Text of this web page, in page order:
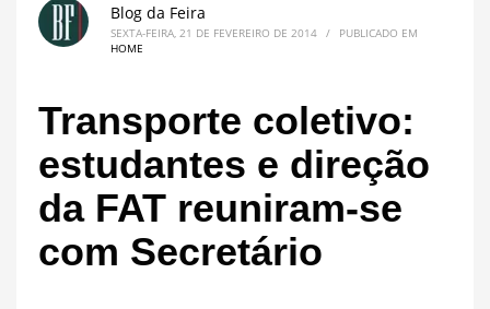
Blog da Feira
SEXTA-FEIRA, 21 DE FEVEREIRO DE 2014 /
PUBLICADO EM
HOME
Transporte coletivo:
estudantes e direção
da FAT reuniram-se
com Secretário